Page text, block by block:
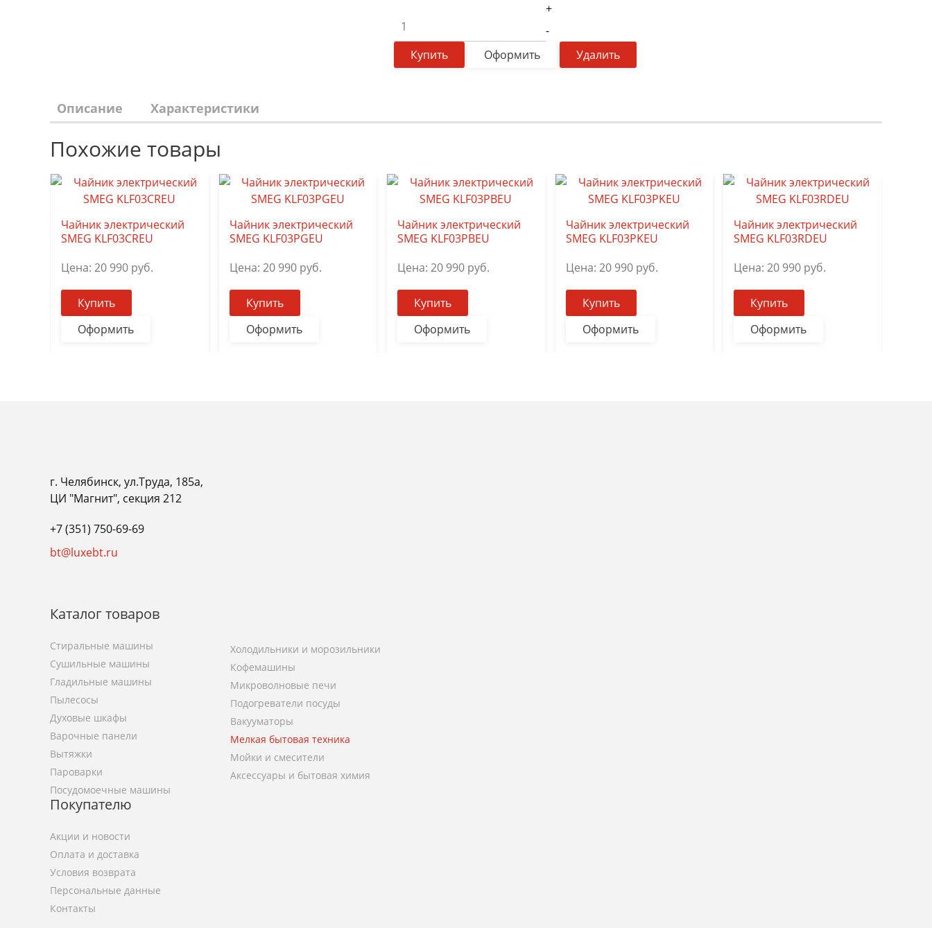
+
-
Купить
Оформить Удалить
Описание Характеристики
Похожие товары
Чайник электрический
SMEG KLF03CREU
Цена: 20 990 руб.
Купить
Оформить
Чайник электрический
SMEG KLF03PGEU
Цена: 20 990 руб.
Купить
Оформить
Чайник электрический
SMEG KLF03PBEU
Цена: 20 990 руб.
Купить
Оформить
Чайник электрический
SMEG KLF03PKEU
Цена: 20 990 руб.
Купить
Оформить
Чайник электрический
SMEG KLF03RDEU
Цена: 20 990 руб.
Купить
Оформить
г. Челябинск, ул.Труда, 185а,
ЦИ "Магнит", секция 212
+7 (351) 750-69-69
bt@luxebt.ru
Каталог товаров
Стиральные машины
Сушильные машины
Гладильные машины
Пылесосы
Духовые шкафы
Варочные панели
Вытяжки
Пароварки
Посудомоечные машины
Холодильники и морозильники
Кофемашины
Микроволновые печи
Подогреватели посуды
Вакууматоры
Мелкая бытовая техника
Мойки и смесители
Аксессуары и бытовая химия
Покупателю
Акции и новости
Оплата и доставка
Условия возврата
Персональные данные
Контакты